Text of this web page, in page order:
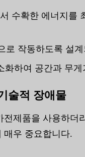
수확한 에너지를
로 작동하도록 설
화하여 공간과 무
술적 장애물
제품을 사용하
매우 중요합니다.